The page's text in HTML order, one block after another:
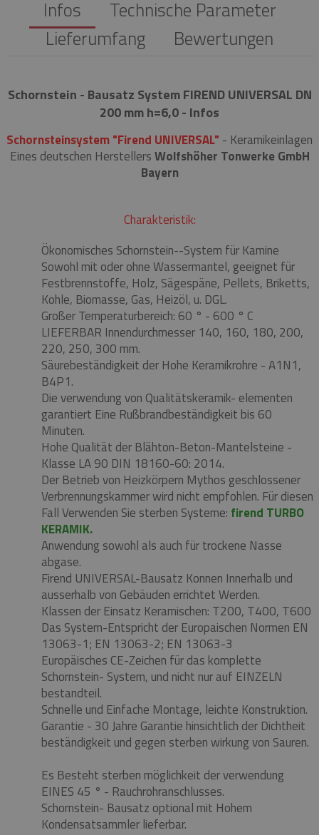
Infos
Technische Parameter
Lieferumfang
Bewertungen
Schornstein - Bausatz System FIREND UNIVERSAL DN
200 mm h=6,0 - Infos
Schornsteinsystem "Firend UNIVERSAL" - Keramikeinlagen
Eines deutschen HerstellersWolfshöher Tonwerke GmbH
Bayern
Charakteristik:
Ökonomisches Schornstein--System für Kamine
Sowohl mit oder ohne Wassermantel, geeignet für
Festbrennstoffe, Holz, Sägespäne, Pellets, Briketts,
Kohle, Biomasse, Gas, Heizöl, u. DGL.
Großer Temperaturbereich: 60 ° - 600 ° C
LIEFERBAR Innendurchmesser 140, 160, 180, 200,
220, 250, 300 mm.
Säurebeständigkeit der Hohe Keramikrohre - A1N1,
B4P1.
Die verwendung von Qualitätskeramik- elementen
garantiert Eine Rußbrandbeständigkeit bis 60
Minuten.
Hohe Qualität der Blähton-Beton-Mantelsteine ​​-
Klasse LA 90 DIN 18160-60: 2014.
Der Betrieb von Heizkörpern Mythos geschlossener
Verbrennungskammer wird nicht empfohlen. Für diesen
Fall Verwenden Sie sterben Systeme: firend TURBO
KERAMIK.
Anwendung sowohl als auch für trockene Nasse
abgase.
Firend UNIVERSAL-Bausatz Konnen Innerhalb und
ausserhalb von Gebäuden errichtet Werden.
Klassen der Einsatz Keramischen: T200, T400, T600
Das System-Entspricht der Europaischen Normen EN
13063-1; EN 13063-2; EN 13063-3
Europäisches CE-Zeichen für das komplette
Schornstein- System, und nicht nur auf EINZELN
bestandteil.
Schnelle und Einfache Montage, leichte Konstruktion.
Garantie - 30 Jahre Garantie hinsichtlich der Dichtheit
beständigkeit und gegen sterben wirkung von Sauren.
Es Besteht sterben möglichkeit der verwendung
EINES 45 ° - Rauchrohranschlusses.
Schornstein- Bausatz optional mit Hohem
Kondensatsammler lieferbar.